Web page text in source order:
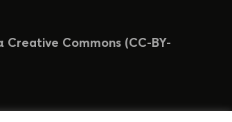
Creative Commons (CC-BY-